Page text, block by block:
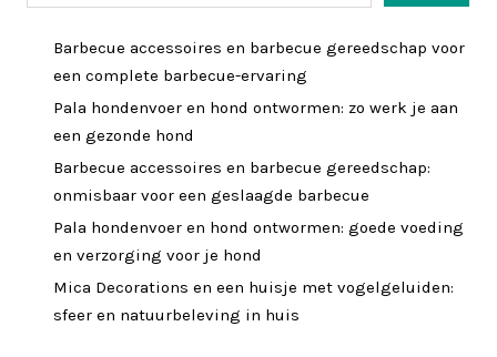
Barbecue accessoires en barbecue gereedschap voor
een complete barbecue-ervaring
Pala hondenvoer en hond ontwormen: zo werk je aan
een gezonde hond
Barbecue accessoires en barbecue gereedschap:
onmisbaar voor een geslaagde barbecue
Pala hondenvoer en hond ontwormen: goede voeding
en verzorging voor je hond
Mica Decorations en een huisje met vogelgeluiden:
sfeer en natuurbeleving in huis